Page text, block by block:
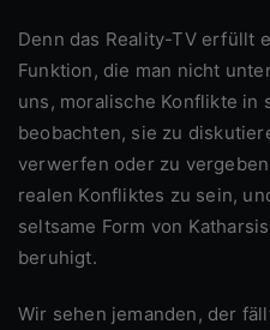
Denn das Reality-TV erfüllt eine psychologische
Funktion, die man nicht
uns, moralische Konflikte in
beobachten, sie zu
verwerfen oder zu
realen Konfliktes zu sein,
seltsame Form von
beruhigt.
Wir sehen jemanden, der